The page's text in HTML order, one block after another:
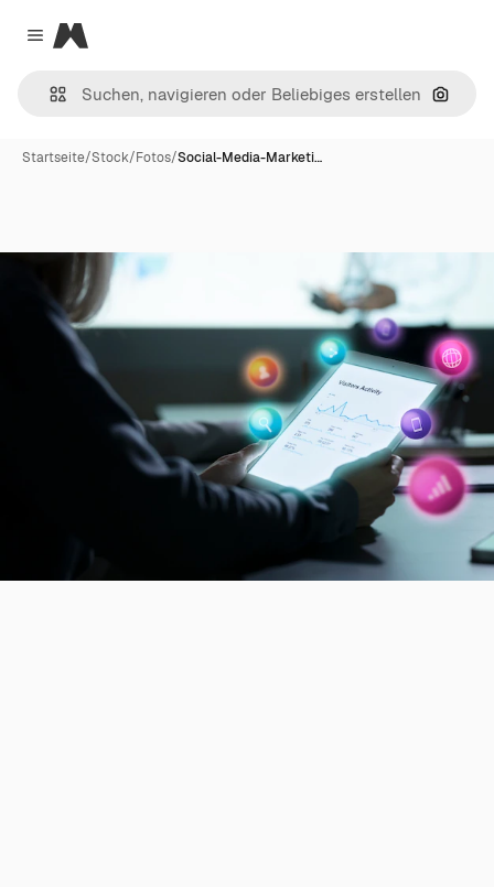
Close menu
Magnific
Nach
Startseite/Stock/Fotos/Social-Media-Marketi…